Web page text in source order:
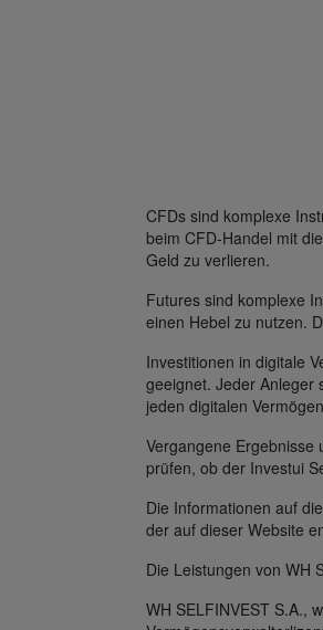
CFDs sind komplexe
beim CFD-Handel mit
Geld zu verlieren.
Futures sind komplexe
einen Hebel zu nutzen.
Investitionen in digitale
geeignet. Jeder Anleger
jeden digitalen
Vergangene Ergebnisse
prüfen, ob der Investui
Die Informationen auf
der auf dieser Website
Die Leistungen von WH
WH SELFINVEST S.A.,